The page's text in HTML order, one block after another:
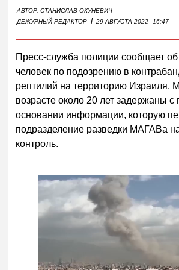
АВТОР:СТАНИСЛАВ ОКУНЕВИЧ
ДЕЖУРНЫЙ РЕДАКТОР I 29 АВГУСТА 2022 16:47
Пресс-служба полиции сообщает об
человек по подозрению в
рептилий на территорию Израиля.
возрасте около 20 лет задержаны
основании информации, которую
подразделение разведки МАГАВа
контроль.